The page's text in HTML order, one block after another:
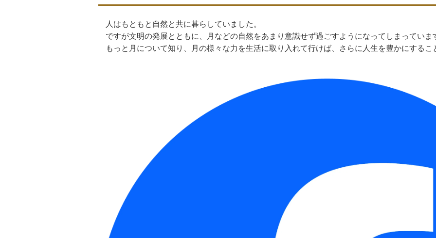
人はもともと自然と共に暮らしていました。
ですが文明の発展とともに、月などの自然をあまり意識せず過ごすようになってしまっていま
もっと月について知り、月の様々な力を生活に取り入れて行けば、さらに人生を豊かにするこ